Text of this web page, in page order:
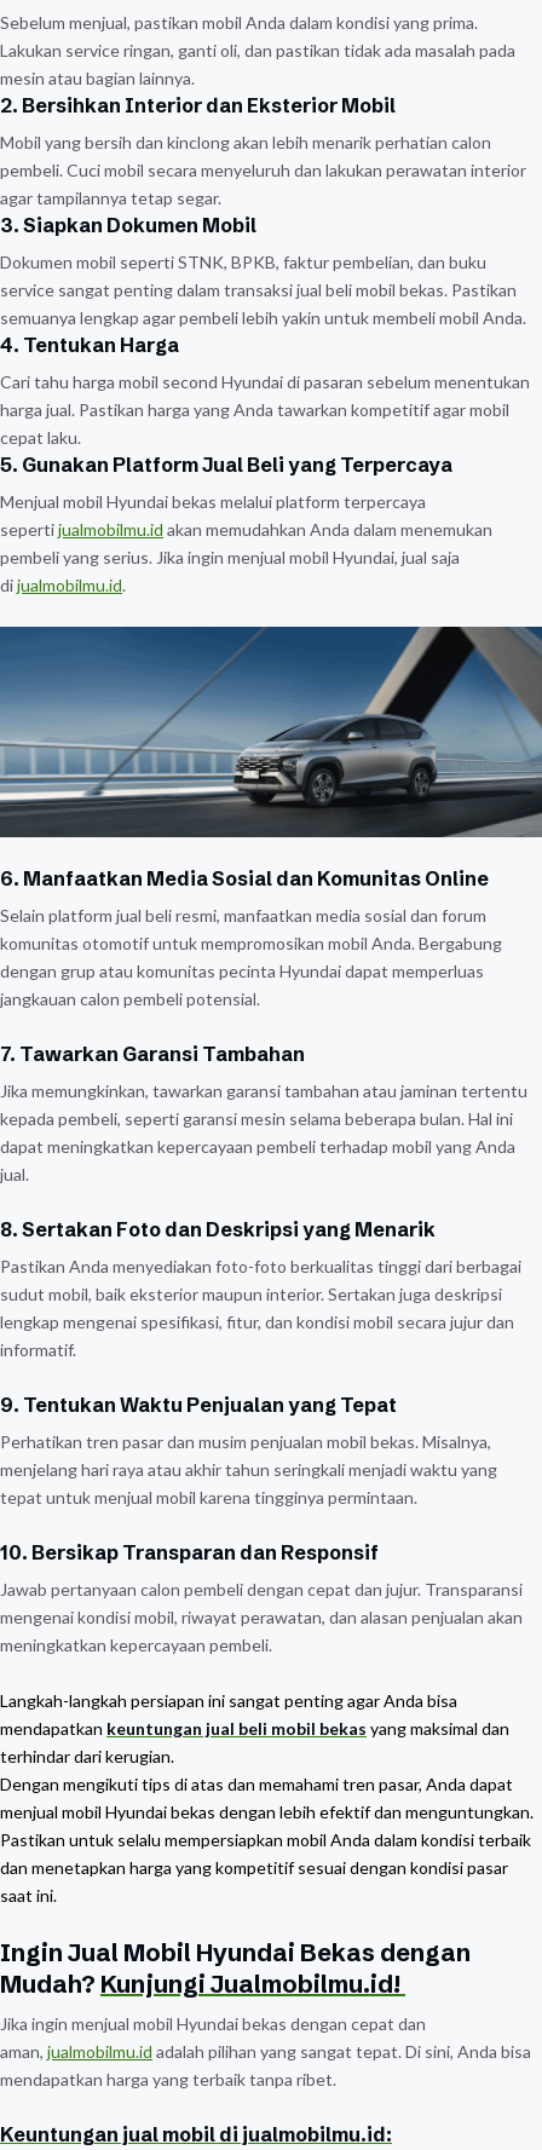
Sebelum menjual, pastikan mobil Anda dalam kondisi yang prima.
Lakukan service ringan, ganti oli, dan pastikan tidak ada masalah pada
mesin atau bagian lainnya.
2. Bersihkan Interior dan Eksterior Mobil
Mobil yang bersih dan kinclong akan lebih menarik perhatian calon
pembeli. Cuci mobil secara menyeluruh dan lakukan perawatan interior
agar tampilannya tetap segar.
3. Siapkan Dokumen Mobil
Dokumen mobil seperti STNK, BPKB, faktur pembelian, dan buku
service sangat penting dalam transaksi jual beli mobil bekas. Pastikan
semuanya lengkap agar pembeli lebih yakin untuk membeli mobil Anda.
4. Tentukan Harga
Cari tahu harga mobil second Hyundai di pasaran sebelum menentukan
harga jual. Pastikan harga yang Anda tawarkan kompetitif agar mobil
cepat laku.
5. Gunakan Platform Jual Beli yang Terpercaya
Menjual mobil Hyundai bekas melalui platform terpercaya
sepertijualmobilmu.id akan memudahkan Anda dalam menemukan
pembeli yang serius. Jika ingin menjual mobil Hyundai, jual saja
dijualmobilmu.id.
6. Manfaatkan Media Sosial dan Komunitas Online
Selain platform jual beli resmi, manfaatkan media sosial dan forum
komunitas otomotif untuk mempromosikan mobil Anda. Bergabung
dengan grup atau komunitas pecinta Hyundai dapat memperluas
jangkauan calon pembeli potensial.
7. Tawarkan Garansi Tambahan
Jika memungkinkan, tawarkan garansi tambahan atau jaminan tertentu
kepada pembeli, seperti garansi mesin selama beberapa bulan. Hal ini
dapat meningkatkan kepercayaan pembeli terhadap mobil yang Anda
jual.
8. Sertakan Foto dan Deskripsi yang Menarik
Pastikan Anda menyediakan foto-foto berkualitas tinggi dari berbagai
sudut mobil, baik eksterior maupun interior. Sertakan juga deskripsi
lengkap mengenai spesifikasi, fitur, dan kondisi mobil secara jujur dan
informatif.
9. Tentukan Waktu Penjualan yang Tepat
Perhatikan tren pasar dan musim penjualan mobil bekas. Misalnya,
menjelang hari raya atau akhir tahun seringkali menjadi waktu yang
tepat untuk menjual mobil karena tingginya permintaan.
10. Bersikap Transparan dan Responsif
Jawab pertanyaan calon pembeli dengan cepat dan jujur. Transparansi
mengenai kondisi mobil, riwayat perawatan, dan alasan penjualan akan
meningkatkan kepercayaan pembeli.
Langkah-langkah persiapan ini sangat penting agar Anda bisa
mendapatkan keuntungan jual beli mobil bekas yang maksimal dan
terhindar dari kerugian.
Dengan mengikuti tips di atas dan memahami tren pasar, Anda dapat
menjual mobil Hyundai bekas dengan lebih efektif dan menguntungkan.
Pastikan untuk selalu mempersiapkan mobil Anda dalam kondisi terbaik
dan menetapkan harga yang kompetitif sesuai dengan kondisi pasar
saat ini.
Ingin Jual Mobil Hyundai Bekas dengan
Mudah? Kunjungi Jualmobilmu.id!
Jika ingin menjual mobil Hyundai bekas dengan cepat dan
aman, jualmobilmu.id adalah pilihan yang sangat tepat. Di sini, Anda bisa
mendapatkan harga yang terbaik tanpa ribet.
Keuntungan jual mobil di jualmobilmu.id: